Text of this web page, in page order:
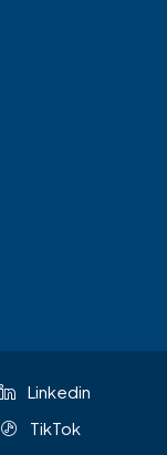
Linkedin
TikTok